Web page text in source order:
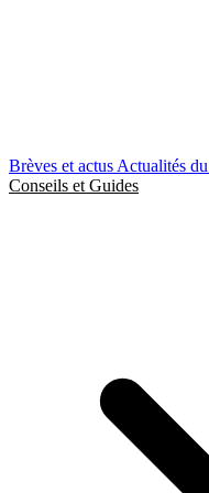
Brèves et actus Actualités
Conseils et Guides